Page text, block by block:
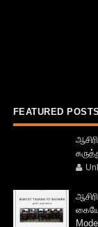
FEATURED POSTS